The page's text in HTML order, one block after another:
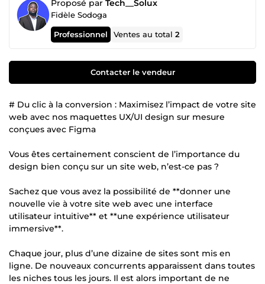
Proposé par Tech__Solux
Fidèle Sodoga
Professionnel Ventes au total2
Contacter le vendeur
# Du clic à la conversion : Maximisez l’impact de votre site
web avec nos maquettes UX/UI design sur mesure
conçues avec Figma
Vous êtes certainement conscient de l’importance du
design bien conçu sur un site web, n’est-ce pas ?
Sachez que vous avez la possibilité de **donner une
nouvelle vie à votre site web avec une interface
utilisateur intuitive** et **une expérience utilisateur
immersive**.
Chaque jour, plus d’une dizaine de sites sont mis en
ligne. De nouveaux concurrents apparaissent dans toutes
les niches tous les jours. Il est alors important de ne